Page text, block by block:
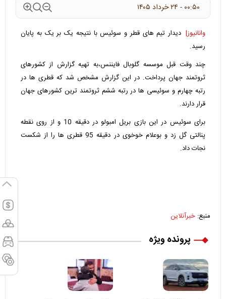
۰۰:۵۰ - ۲۴ خرداد ۱۴۰۵
وانانیوز| دیدار تیم های قطر و سوئیس با نتیجه یک بر یک به پایان
رسید.
چند وقت قبل موسسه گلوبال فایننس،به تهیه گزارش از کشورهای
ثروتمند جهان پرداخت. در این گزارش مشخص شد که قطری ها در
رتبه چهارم و سوئیسی ها در رتبه ششم ثروتمند ترین کشورهای جهان
قرار دارند.
برای سوئیس در این بازی بریل امبولو در دقیقه 10 و از روی نقطه
پنالتی گل زد و بوعلام خوخوی در دقیقه 95 قطری ها را از شکست
نجات داد.
منبع: خبرآنلاین
پرونده ویژه